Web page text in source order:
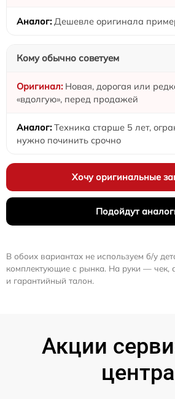
Дешевле оригинала
Кому обычно советуем
Новая, дорогая или
«вдолгую», перед продажей
Техника старше 5 лет,
нужно починить срочно
Хочу оригинальные
Подойдут
В обоих вариантах не используем б/у
комплектующие с рынка. На руки — чек,
и гарантийный талон.
Акции
центра